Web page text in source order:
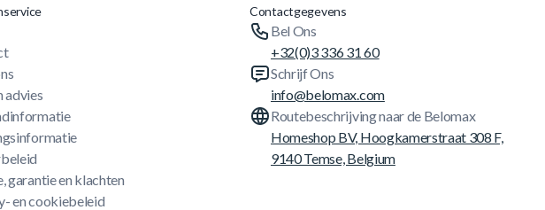
advies
garantie en klachten
en cookiebeleid
Contactgegevens
Bel Ons
+32(0)3 336 31 60
Schrijf Ons
info@belomax.com
Routebeschrijving naar de Belomax
Homeshop BV, Hoogkamerstraat 308 F,
9140 Temse, Belgium